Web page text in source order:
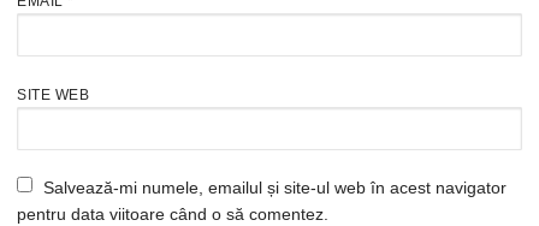
SITE WEB
Salvează-mi numele, emailul și site-ul web în acest navigator
pentru data viitoare când o să comentez.